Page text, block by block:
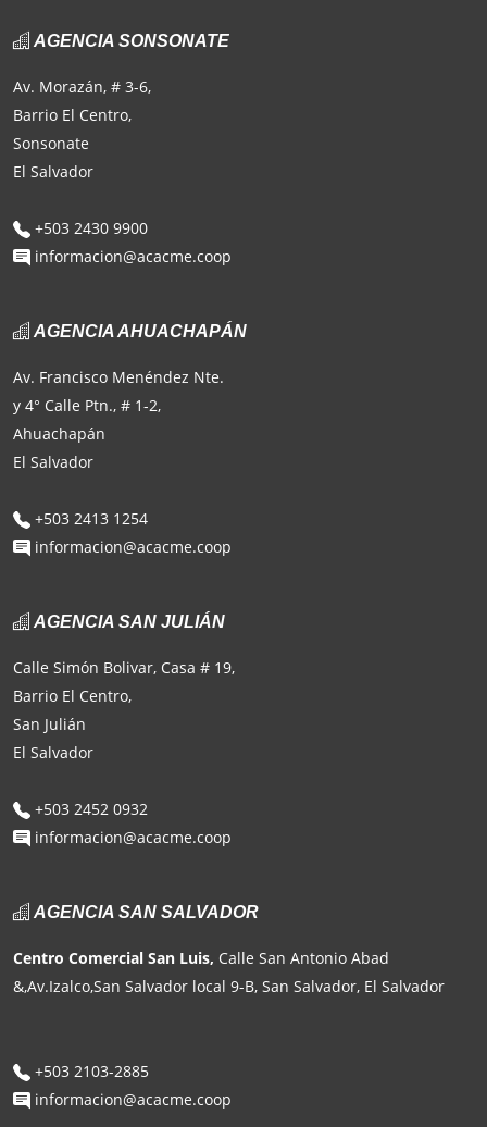
AGENCIA SONSONATE
Av. Morazán, # 3-6,
Barrio El Centro,
Sonsonate
El Salvador
+503 2430 9900
informacion@acacme.coop
AGENCIA AHUACHAPÁN
Av. Francisco Menéndez Nte.
y 4° Calle Ptn., # 1-2,
Ahuachapán
El Salvador
+503 2413 1254
informacion@acacme.coop
AGENCIA SAN JULIÁN
Calle Simón Bolivar, Casa # 19,
Barrio El Centro,
San Julián
El Salvador
+503 2452 0932
informacion@acacme.coop
AGENCIA SAN SALVADOR
Centro Comercial San Luis, Calle San Antonio Abad
&,Av.Izalco,San Salvador local 9-B, San Salvador, El Salvador
+503 2103-2885
informacion@acacme.coop